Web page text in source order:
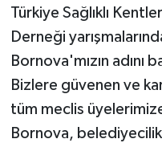
Türkiye Sağlıklı
Derneği
Bornova'mızın adını
Bizlere güvenen ve
tüm meclis
Bornova,